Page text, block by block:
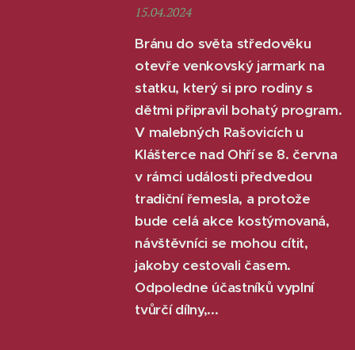
15.04.2024
Bránu do světa středověku
otevře venkovský jarmark na
statku, který si pro rodiny s
dětmi připravil bohatý program.
V malebných Rašovicích u
Klášterce nad Ohří se 8. června
v rámci události předvedou
tradiční řemesla, a protože
bude celá akce kostýmovaná,
návštěvníci se mohou cítit,
jakoby cestovali časem.
Odpoledne účastníků vyplní
tvůrčí dílny,...